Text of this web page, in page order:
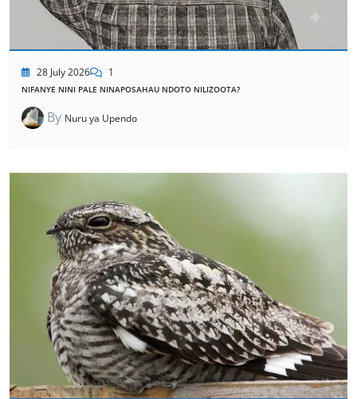
28 July 2026 1
NIFANYE NINI PALE NINAPOSAHAU NDOTO NILIZOOTA?
By Nuru ya Upendo